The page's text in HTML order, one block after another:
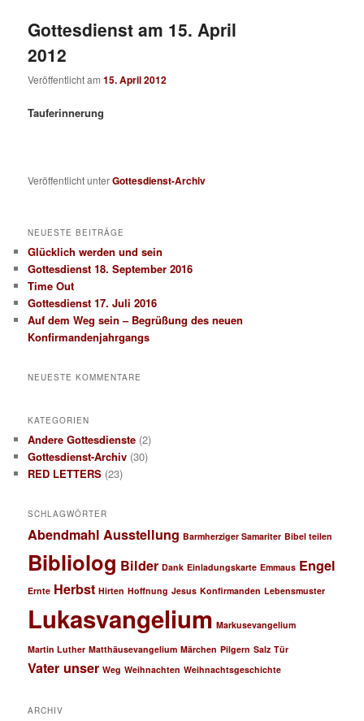
Gottesdienst am 15. April
2012
Veröffentlicht am15. April 2012
Tauferinnerung
Veröffentlicht unterGottesdienst-Archiv
NEUESTE BEITRÄGE
Glücklich werden und sein
Gottesdienst 18. September 2016
Time Out
Gottesdienst 17. Juli 2016
Auf dem Weg sein – Begrüßung des neuen
Konfirmandenjahrgangs
NEUESTE KOMMENTARE
KATEGORIEN
Andere Gottesdienste (2)
Gottesdienst-Archiv (30)
RED LETTERS (23)
SCHLAGWÖRTER
Abendmahl Ausstellung Barmherziger Samariter Bibel teilen
Bibliolog Bilder Dank Einladungskarte Emmaus Engel
Ernte Herbst Hirten Hoffnung Jesus Konfirmanden Lebensmuster
Lukasvangelium Markusevangelium
Martin Luther Matthäusevangelium Märchen Pilgern Salz Tür
Vater unser Weg Weihnachten Weihnachtsgeschichte
ARCHIV